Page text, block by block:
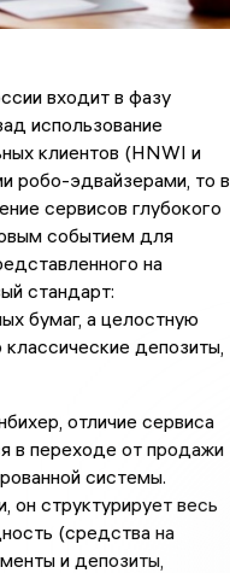
входит в фазу
использование
клиентов (HNWI и
робо-эдвайзерами, то в
сервисов глубокого
событием для
на
стандарт:
бумаг, а целостную
депозиты,
отличие сервиса
в переходе от продажи
системы.
он структурирует весь
(средства на
и депозиты,